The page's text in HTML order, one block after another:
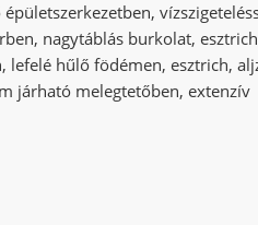
nagytáblás burkolat,
hűlő födémen, esztrich,
járható melegtetőben, extenzív